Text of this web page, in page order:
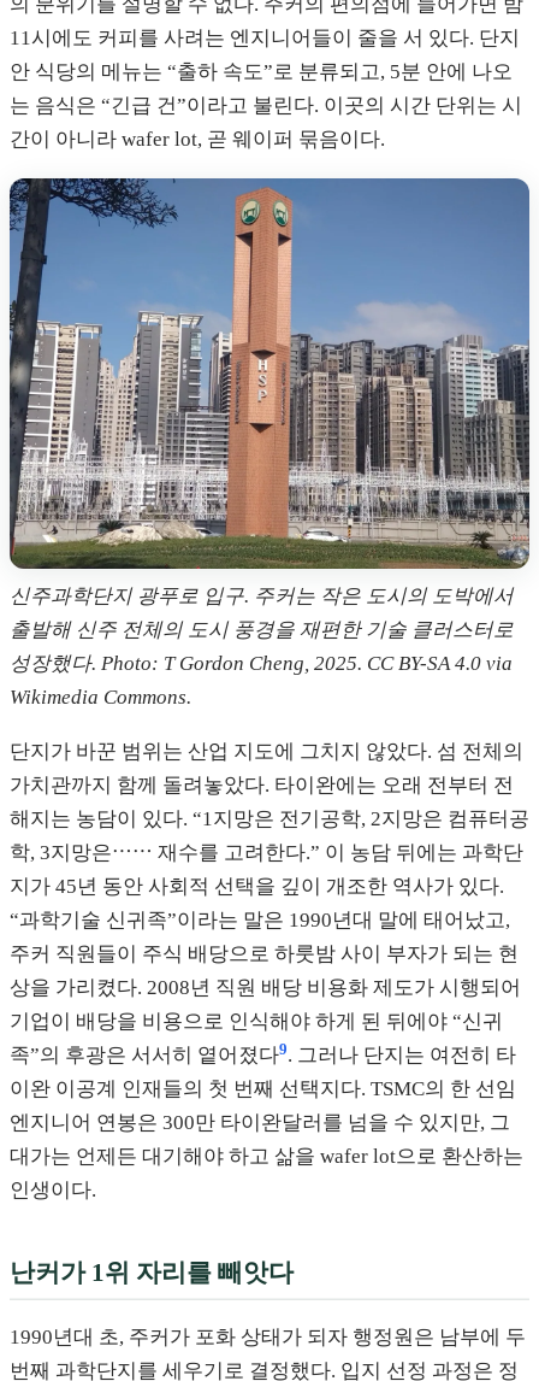
11시에도 커피를 사려는 엔지니어들이 줄을 서 있다. 단지
안 식당의 메뉴는 “출하 속도”로 분류되고, 5분 안에 나오
는 음식은 “긴급 건”이라고 불린다. 이곳의 시간 단위는 시
간이 아니라 wafer lot, 곧 웨이퍼 묶음이다.
신주과학단지 광푸로 입구. 주커는 작은 도시의 도박에서
출발해 신주 전체의 도시 풍경을 재편한 기술 클러스터로
성장했다. Photo: T Gordon Cheng, 2025. CC BY-SA 4.0 via
Wikimedia Commons.
단지가 바꾼 범위는 산업 지도에 그치지 않았다. 섬 전체의
가치관까지 함께 돌려놓았다. 타이완에는 오래 전부터 전
해지는 농담이 있다. “1지망은 전기공학, 2지망은 컴퓨터공
학, 3지망은⋯⋯ 재수를 고려한다.” 이 농담 뒤에는 과학단
지가 45년 동안 사회적 선택을 깊이 개조한 역사가 있다.
“과학기술 신귀족”이라는 말은 1990년대 말에 태어났고,
주커 직원들이 주식 배당으로 하룻밤 사이 부자가 되는 현
상을 가리켰다. 2008년 직원 배당 비용화 제도가 시행되어
기업이 배당을 비용으로 인식해야 하게 된 뒤에야 “신귀
족”의 후광은 서서히 옅어졌다9. 그러나 단지는 여전히 타
이완 이공계 인재들의 첫 번째 선택지다. TSMC의 한 선임
엔지니어 연봉은 300만 타이완달러를 넘을 수 있지만, 그
대가는 언제든 대기해야 하고 삶을 wafer lot으로 환산하는
인생이다.
난커가 1위 자리를 빼앗다
1990년대 초, 주커가 포화 상태가 되자 행정원은 남부에 두
번째 과학단지를 세우기로 결정했다. 입지 선정 과정은 정